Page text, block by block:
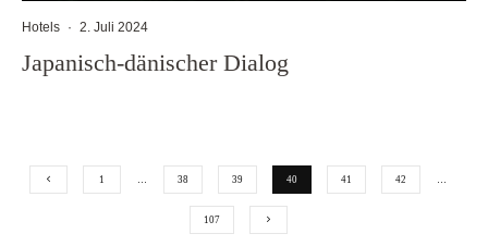
Hotels · 2. Juli 2024
Japanisch-dänischer Dialog
1 … 38 39 40 41 42 …
107